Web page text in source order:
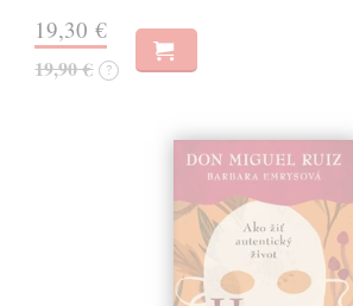
19,30 €
19,90 € ?